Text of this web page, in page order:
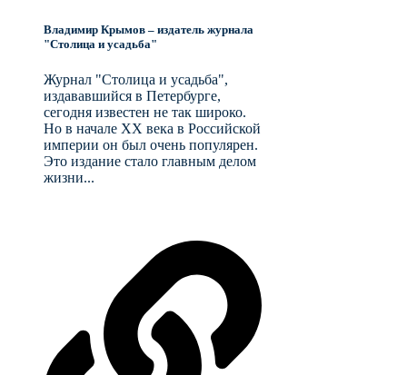
Владимир Крымов – издатель журнала
"Столица и усадьба"
Журнал "Столица и усадьба",
издававшийся в Петербурге,
сегодня известен не так широко.
Но в начале XX века в Российской
империи он был очень популярен.
Это издание стало главным делом
жизни...